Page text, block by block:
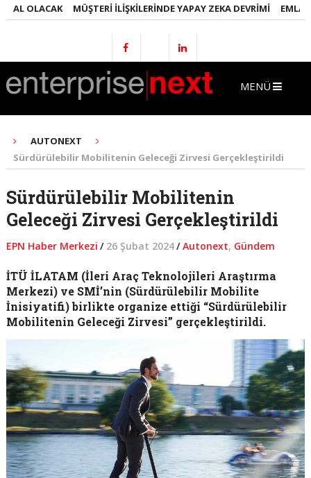
MÜŞTERI İLIŞKILERINDE YAPAY ZEKA DEVRIMI EMLAKTA
MENÜ
AUTONEXT
Sürdürülebilir Mobilitenin Geleceği Zirvesi Gerçekleştirildi
Sürdürülebilir Mobilitenin
Geleceği Zirvesi Gerçekleştirildi
EPN Haber Merkezi / 26 Şubat 2024/ Autonext, Gündem
İTÜ İLATAM (İleri Araç Teknolojileri Araştırma
Merkezi) ve SMİ’nin (Sürdürülebilir Mobilite
İnisiyatifi) birlikte organize ettiği “Sürdürülebilir
Mobilitenin Geleceği Zirvesi” gerçekleştirildi.